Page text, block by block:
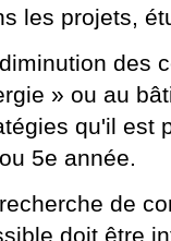
les projets,
des
» ou au
qu'il est
5e année.
de
doit être